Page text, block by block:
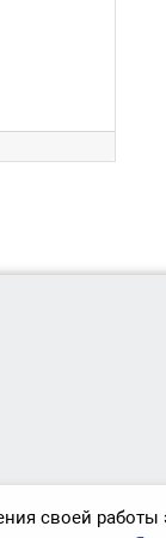
своей работы